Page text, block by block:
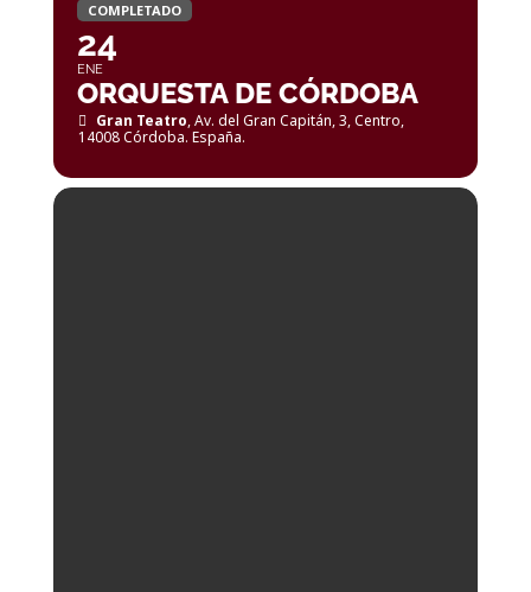
COMPLETADO
24
ENE
ORQUESTA DE CÓRDOBA
Gran Teatro, Av. del Gran Capitán, 3, Centro,
14008 Córdoba. España.